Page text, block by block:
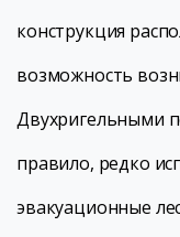
конструкция
возможность
Двухригельными
правило, редко
эвакуационные